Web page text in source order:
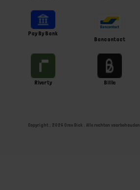
Pay By Bank
Bancontact
Riverty Billie
Copyright ; 2026 Ome Dick . Alle rechten voorbehouden